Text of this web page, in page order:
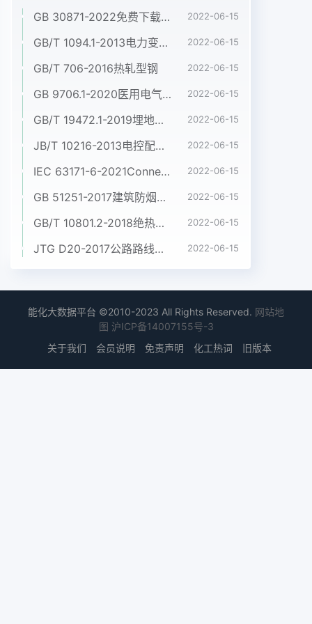
GB 30871-2022免费下载危险化学品企业特殊作业安全规范 2022-06-15
GB/T 1094.1-2013电力变压器 第1部分:总则 2022-06-15
GB/T 706-2016热轧型钢 2022-06-15
GB 9706.1-2020医用电气设备 第1部分:基本安全和基本性能的通用要求 2022-06-15
GB/T 19472.1-2019埋地用聚乙烯(PE)结构壁管道系统 第1部分:聚乙烯双壁波纹管材 2022-06-15
JB/T 10216-2013电控配电用电缆桥架 2022-06-15
IEC 63171-6-2021Connectors for electrical and electronic equipment - Part 6: Detail specification for 2-way and 4-way (data/power), shielded, free and fixed connectors for power and data transmission with frequencies up to 600 MHz 2022-06-15
GB 51251-2017建筑防烟排烟系统技术标准 2022-06-15
GB/T 10801.2-2018绝热用挤塑聚苯乙烯泡沫塑料(XPS) 2022-06-15
JTG D20-2017公路路线设计规范 2022-06-15
能化大数据平台 ©2010-2023 All Rights Reserved. 网站地
图 沪ICP备14007155号-3
关于我们
会员说明 免责声明 化工热词 旧版本